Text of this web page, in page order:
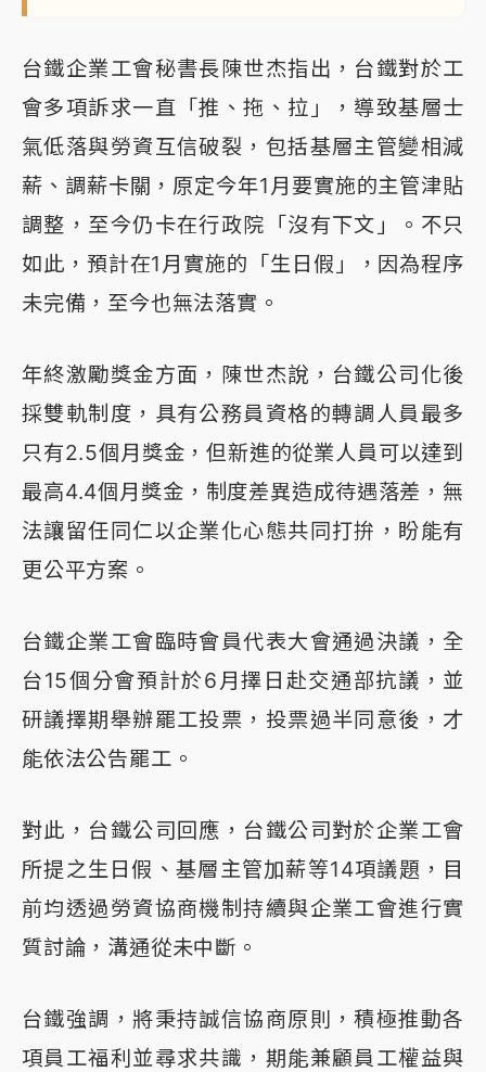
台鐵企業工會秘書長陳世杰指出，台鐵對於工
會多項訴求一直「推、拖、拉」，導致基層士
氣低落與勞資互信破裂，包括基層主管變相減
薪、調薪卡關，原定今年1月要實施的主管津貼
調整，至今仍卡在行政院「沒有下文」。不只
如此，預計在1月實施的「生日假」，因為程序
未完備，至今也無法落實。
年終激勵獎金方面，陳世杰說，台鐵公司化後
採雙軌制度，具有公務員資格的轉調人員最多
只有2.5個月獎金，但新進的從業人員可以達到
最高4.4個月獎金，制度差異造成待遇落差，無
法讓留任同仁以企業化心態共同打拚，盼能有
更公平方案。
台鐵企業工會臨時會員代表大會通過決議，全
台15個分會預計於6月擇日赴交通部抗議，並
研議擇期舉辦罷工投票，投票過半同意後，才
能依法公告罷工。
對此，台鐵公司回應，台鐵公司對於企業工會
所提之生日假、基層主管加薪等14項議題，目
前均透過勞資協商機制持續與企業工會進行實
質討論，溝通從未中斷。
台鐵強調，將秉持誠信協商原則，積極推動各
項員工福利並尋求共識，期能兼顧員工權益與